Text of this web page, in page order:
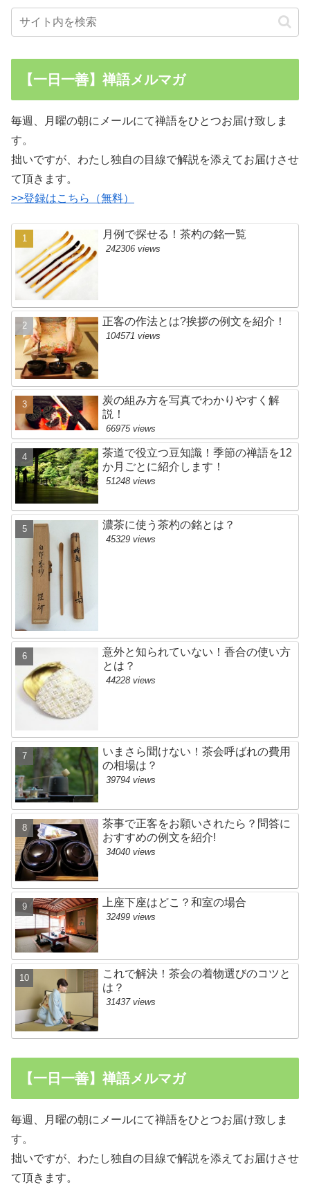
【一日一善】禅語メルマガ
毎週、月曜の朝にメールにて禅語をひとつお届け致しま
す。
拙いですが、わたし独自の目線で解説を添えてお届けさせ
て頂きます。
>>登録はこちら（無料）
月例で探せる！茶杓の銘一覧
242306 views
正客の作法とは?挨拶の例文を紹介！
104571 views
炭の組み方を写真でわかりやすく解
説！
66975 views
茶道で役立つ豆知識！季節の禅語を12
か月ごとに紹介します！
51248 views
濃茶に使う茶杓の銘とは？
45329 views
意外と知られていない！香合の使い方
とは？
44228 views
いまさら聞けない！茶会呼ばれの費用
の相場は？
39794 views
茶事で正客をお願いされたら？問答に
おすすめの例文を紹介!
34040 views
上座下座はどこ？和室の場合
32499 views
これで解決！茶会の着物選びのコツと
は？
31437 views
【一日一善】禅語メルマガ
毎週、月曜の朝にメールにて禅語をひとつお届け致しま
す。
拙いですが、わたし独自の目線で解説を添えてお届けさせ
て頂きます。